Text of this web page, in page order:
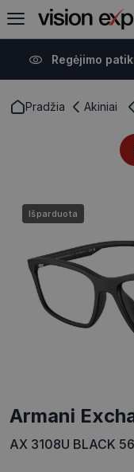
Regėjimo
Pradžia Akiniai
Išparduota
Armani
AX 3108U BLACK